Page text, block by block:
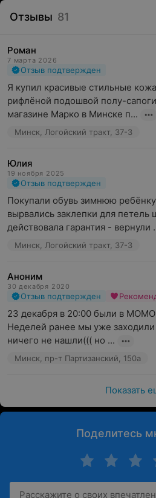
Отзывы 81
Роман
7 марта 2026
Отзыв подтвержден
Я купил красивые стильные
рифлёной подошвой полу-
магазине Марко в Минске п...
Минск, Логойский тракт, 37-3
Юлия
19 ноября 2025
Отзыв подтвержден
Покупали обувь зимнюю
вырвались заклепки для петель
действовала гарантия - вернули
Минск, Логойский тракт, 37-3
Аноним
30 декабря 2020
Отзыв подтвержден
23 декабря в 20:00 были в
Неделей ранее мы уже
ничего не нашли((( но ...
Минск, пр-т Партизанский, 150а
Показать
Поделитесь